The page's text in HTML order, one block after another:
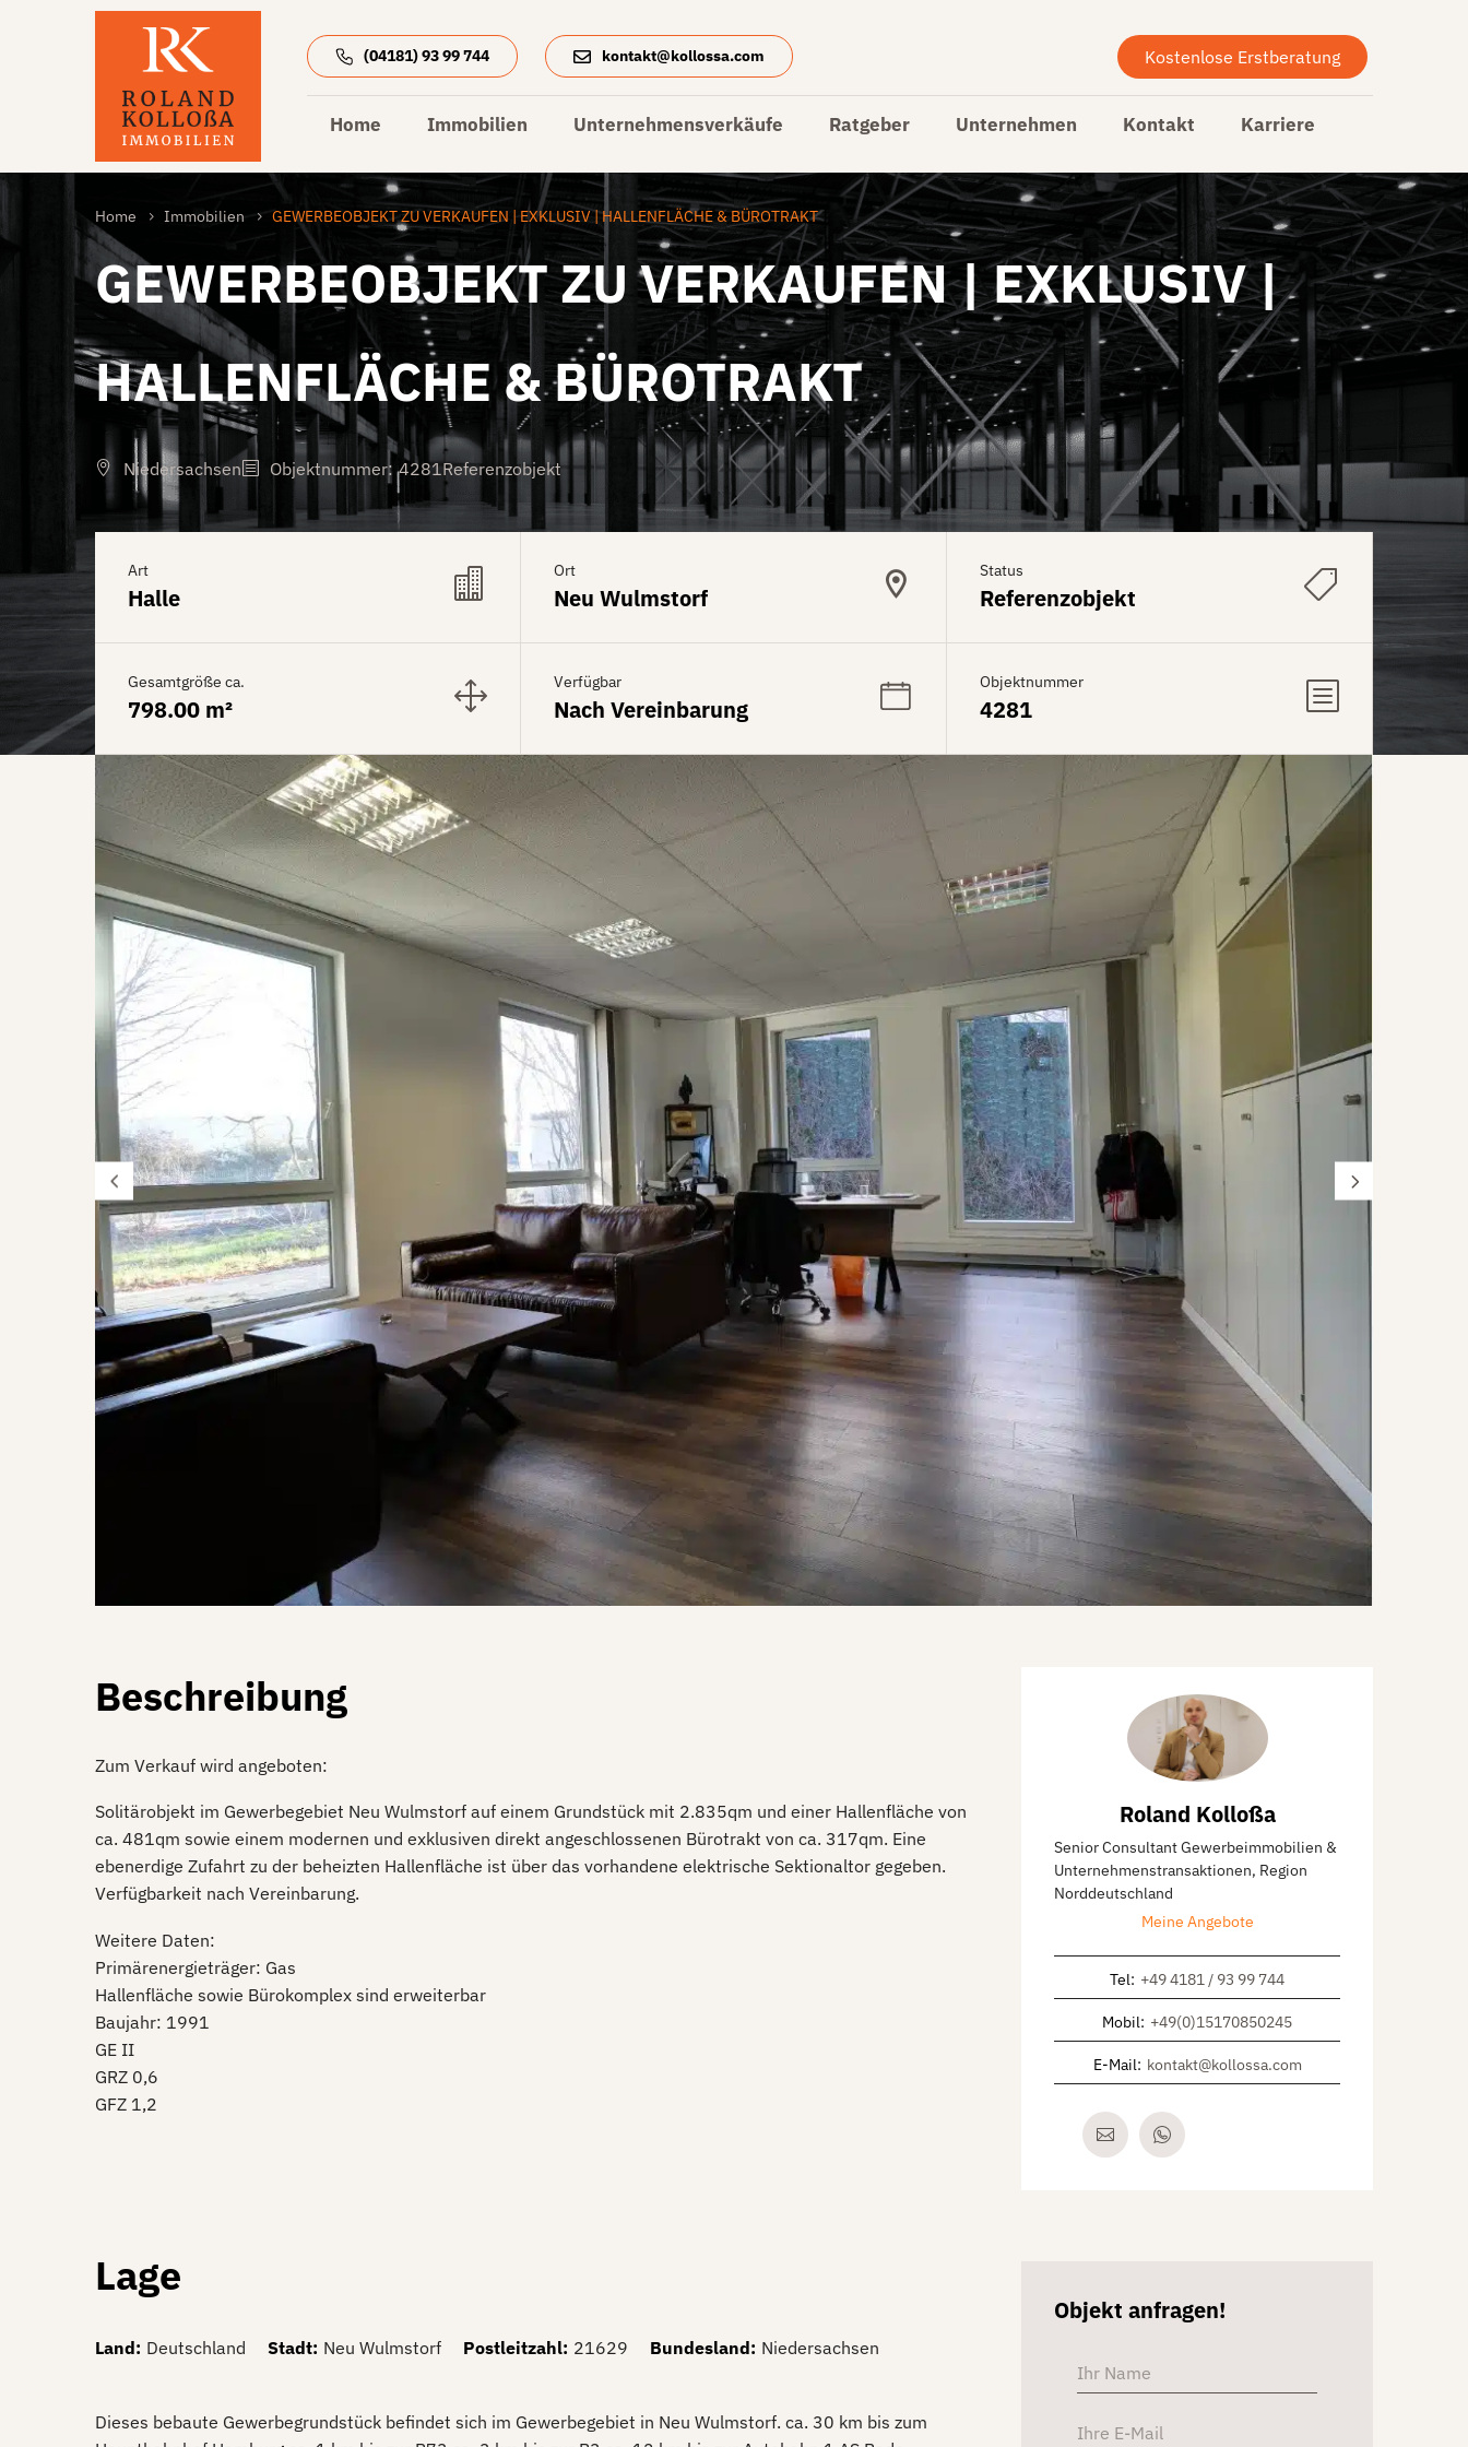
(04181) 93 99 744 kontakt@kollossa.com Kostenlose Erstberatung
Home Immobilien Unternehmensverkäufe Ratgeber Unternehmen Kontakt Karriere
Home Immobilien GEWERBEOBJEKT ZU VERKAUFEN | EXKLUSIV | HALLENFLÄCHE & BÜROTRAKT
GEWERBEOBJEKT ZU VERKAUFEN | EXKLUSIV |
HALLENFLÄCHE & BÜROTRAKT
Niedersachsen Objektnummer: 4281Referenzobjekt
Art
Halle
Ort
Neu Wulmstorf
Status
Referenzobjekt
Gesamtgröße ca.
798.00 m²
Verfügbar
Nach Vereinbarung
Objektnummer
4281
Beschreibung
Zum Verkauf wird angeboten:
Solitärobjekt im Gewerbegebiet Neu Wulmstorf auf einem Grundstück mit 2.835qm und einer Hallenfläche von
ca. 481qm sowie einem modernen und exklusiven direkt angeschlossenen Bürotrakt von ca. 317qm. Eine
ebenerdige Zufahrt zu der beheizten Hallenfläche ist über das vorhandene elektrische Sektionaltor gegeben.
Verfügbarkeit nach Vereinbarung.
Weitere Daten:
Primärenergieträger: Gas
Hallenfläche sowie Bürokomplex sind erweiterbar
Baujahr: 1991
GE II
GRZ 0,6
GFZ 1,2
Lage
Land: Deutschland Stadt: Neu Wulmstorf Postleitzahl: 21629 Bundesland: Niedersachsen
Dieses bebaute Gewerbegrundstück befindet sich im Gewerbegebiet in Neu Wulmstorf. ca. 30 km bis zum
Roland Kolloßa
Senior Consultant Gewerbeimmobilien &
Unternehmenstransaktionen, Region
Norddeutschland
Meine Angebote
Tel: +49 4181 / 93 99 744
Mobil: +49(0)15170850245
E-Mail: kontakt@kollossa.com
Objekt anfragen!